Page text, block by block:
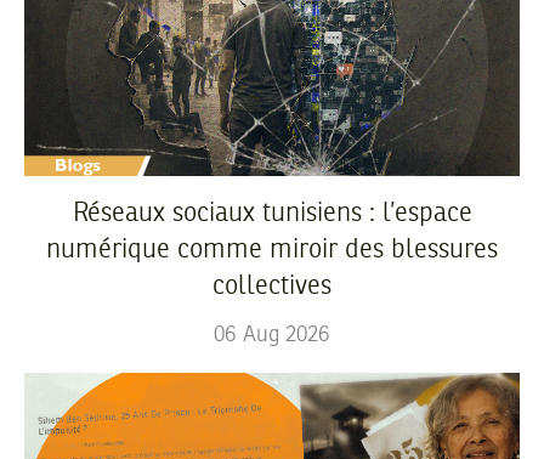
Réseaux sociaux tunisiens : l’espace
numérique comme miroir des blessures
collectives
06 Aug 2026